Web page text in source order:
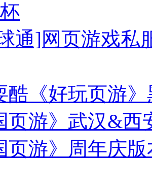
通]网页游戏私
酷《好玩页游
页游》武汉&
页游》周年庆